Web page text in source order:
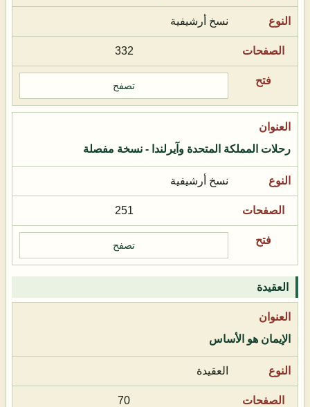
نسخ أرشيفية
332
تصفح
رحلات المملكة المتحدة وآيرلندا - نسخة مفصلة
نسخ أرشيفية
251
تصفح
العقيدة
الإيمان هو الأساس
العقيدة
70